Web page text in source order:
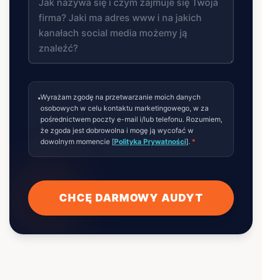
Wyrażam zgodę na przetwarzanie moich danych
osobowych w celu kontaktu marketingowego, w za
pośrednictwem poczty e-mail i/lub telefonu. Rozumiem,
że zgoda jest dobrowolna i mogę ją wycofać w
dowolnym momencie [Polityka Prywatności]. *
CHCĘ DARMOWY AUDYT